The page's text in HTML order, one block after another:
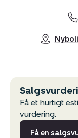
Få et hurtigt
vurdering.
Få en